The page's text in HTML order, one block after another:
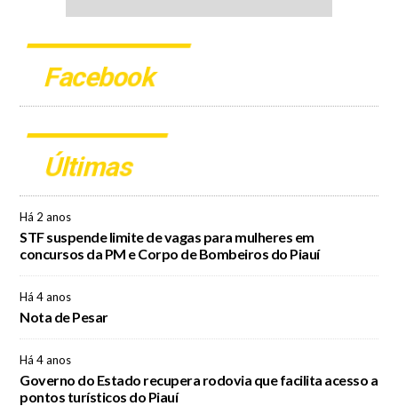
Facebook
Últimas
Há 2 anos
STF suspende limite de vagas para mulheres em
concursos da PM e Corpo de Bombeiros do Piauí
Há 4 anos
Nota de Pesar
Há 4 anos
Governo do Estado recupera rodovia que facilita acesso a
pontos turísticos do Piauí